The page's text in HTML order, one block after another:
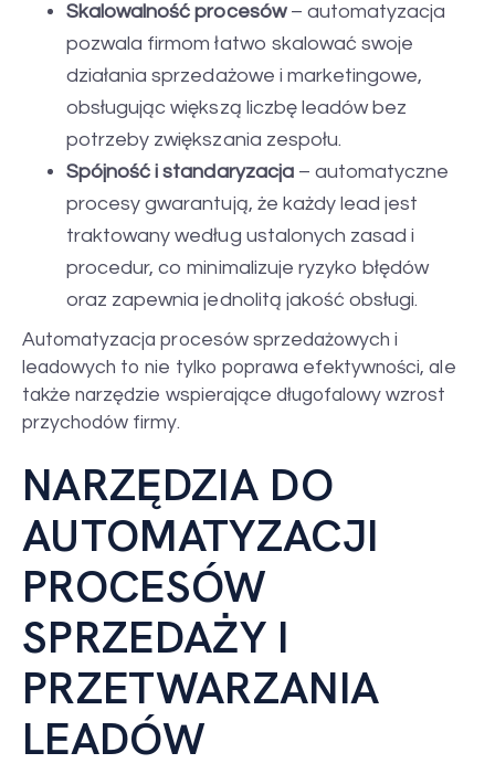
Skalowalność procesów– automatyzacja
pozwala firmom łatwo skalować swoje
działania sprzedażowe i marketingowe,
obsługując większą liczbę leadów bez
potrzeby zwiększania zespołu.
Spójność i standaryzacja– automatyczne
procesy gwarantują, że każdy lead jest
traktowany według ustalonych zasad i
procedur, co minimalizuje ryzyko błędów
oraz zapewnia jednolitą jakość obsługi.
Automatyzacja procesów sprzedażowych i
leadowych to nie tylko poprawa efektywności, ale
także narzędzie wspierające długofalowy wzrost
przychodów firmy.
NARZĘDZIA DO
AUTOMATYZACJI
PROCESÓW
SPRZEDAŻY I
PRZETWARZANIA
LEADÓW